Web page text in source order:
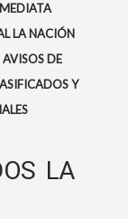
LA NACIÓN
AVISOS DE
Y
LA